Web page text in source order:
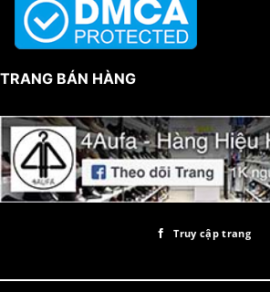
TRANG BÁN HÀNG
Truy cập trang